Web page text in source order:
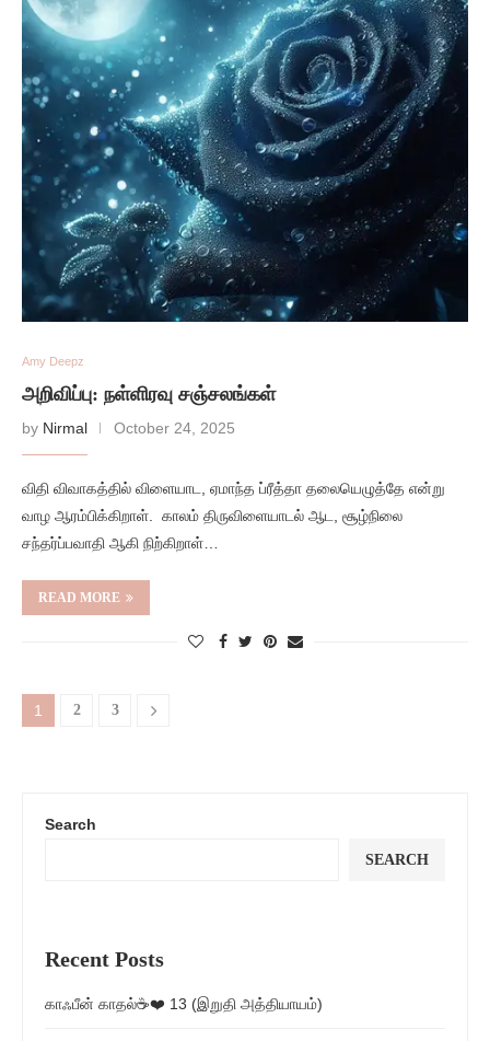
Amy Deepz
அறிவிப்பு: நள்ளிரவு சஞ்சலங்கள்
by Nirmal October 24, 2025
விதி விவாகத்தில் விளையாட, ஏமாந்த ப்ரீத்தா தலையெழுத்தே என்று
வாழ ஆரம்பிக்கிறாள். காலம் திருவிளையாடல் ஆட, சூழ்நிலை
சந்தர்ப்பவாதி ஆகி நிற்கிறாள்…
READ MORE
1 2 3
Search
SEARCH
Recent Posts
காஃபீன் காதல்☕❤️ 13 (இறுதி அத்தியாயம்)